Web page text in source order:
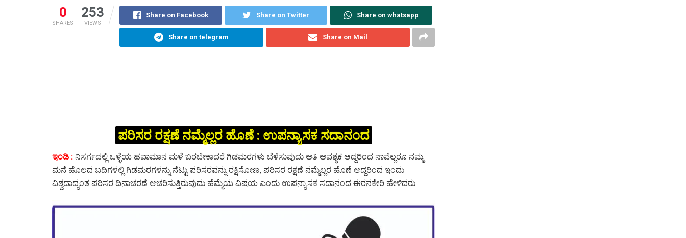
0
SHARES
253
VIEWS
Share on Facebook Share on Twitter Share on whatsapp
Share on telegram Share on Mail
ಪರಿಸರ ರಕ್ಷಣೆ ನಮ್ಮೆಲ್ಲರ ಹೊಣೆ : ಉಪನ್ಯಾಸಕ ಸದಾನಂದ
ಇಂಡಿ : ನಿಸರ್ಗದಲ್ಲಿ ಒಳ್ಳೆಯ ಹವಾಮಾನ ಮಳೆ ಬರಬೇಕಾದರೆ ಗಿಡಮರಗಳು ಬೆಳೆಸುವುದು ಅತಿ ಅವಶ್ಯಕ ಆದ್ದರಿಂದ ನಾವೆಲ್ಲರೂ ನಮ್ಮ
ಮನೆ ಹೊಲದ ಬದಿಗಳಲ್ಲಿ ಗಿಡಮರಗಳನ್ನು ನೆಟ್ಟು ಪರಿಸರವನ್ನು ರಕ್ಷಿಸೋಣ, ಪರಿಸರ ರಕ್ಷಣೆ ನಮ್ಮೆಲ್ಲರ ಹೊಣೆ ಆದ್ದರಿಂದ ಇಂದು
ವಿಶ್ವದಾದ್ಯಂತ ಪರಿಸರ ದಿನಾಚರಣೆ ಆಚರಿಸುತ್ತಿರುವುದು ಹೆಮ್ಮೆಯ ವಿಷಯ ಎಂದು ಉಪನ್ಯಾಸಕ ಸದಾನಂದ ಈರನಕೇರಿ ಹೇಳಿದರು.